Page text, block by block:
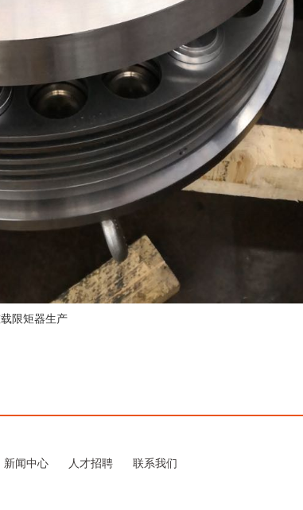
限矩器生产
新闻中心 人才招聘 联系我们